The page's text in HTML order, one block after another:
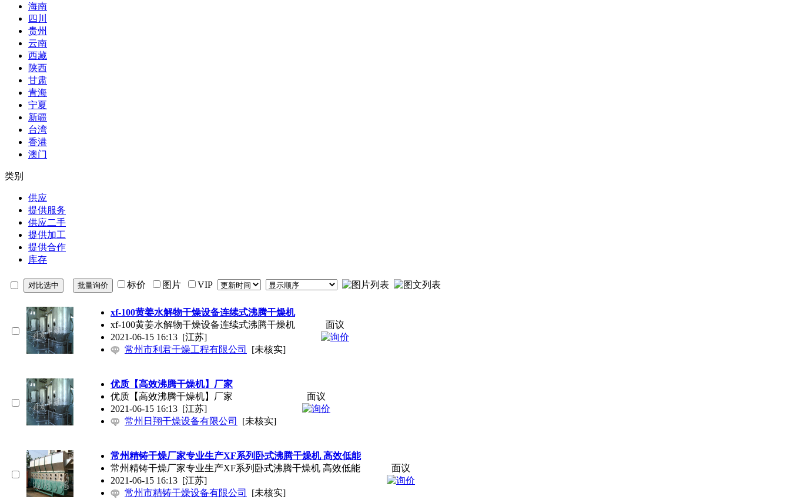
海南
四川
贵州
云南
西藏
陕西
甘肃
青海
宁夏
新疆
台湾
香港
澳门
类别
供应
提供服务
供应二手
提供加工
提供合作
库存
标价 图片 VIP
xf-100黄姜水解物干燥设备连续式沸腾干燥机
xf-100黄姜水解物干燥设备连续式沸腾干燥机
2021-06-15 16:13 [江苏]
常州市利君干燥工程有限公司
[未核实]
面议
优质【高效沸腾干燥机】厂家
优质【高效沸腾干燥机】厂家
2021-06-15 16:13 [江苏]
常州日翔干燥设备有限公司
[未核实]
面议
常州精铸干燥厂家专业生产XF系列卧式沸腾干燥机 高效低能
常州精铸干燥厂家专业生产XF系列卧式沸腾干燥机 高效低能
2021-06-15 16:13 [江苏]
常州市精铸干燥设备有限公司
[未核实]
面议